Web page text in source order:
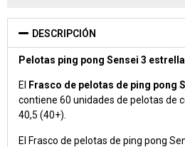
DESCRIPCIÓN
Pelotas ping pong Sensei 3
El
Frasco de pelotas de ping pong
contiene 60 unidades de pelotas de
40,5 (40+).
El Frasco de pelotas de ping pong